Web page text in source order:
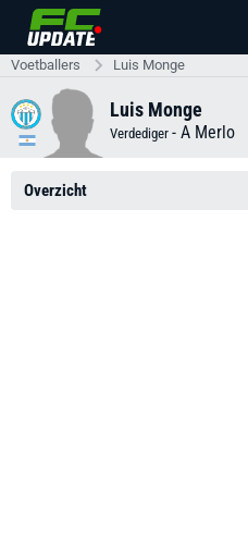
Voetballers Luis Monge
Luis Monge
Verdediger - A Merlo
Overzicht